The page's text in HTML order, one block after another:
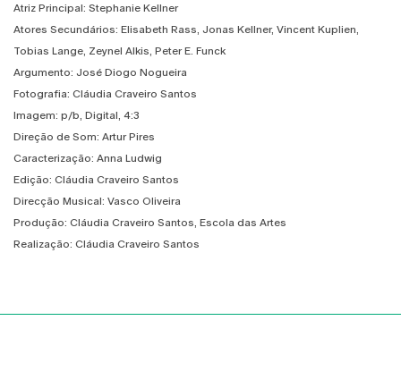
Atriz Principal: Stephanie Kellner
Atores Secundários: Elisabeth Rass, Jonas Kellner, Vincent Kuplien,
Tobias Lange, Zeynel Alkis, Peter E. Funck
Argumento: José Diogo Nogueira
Fotografia: Cláudia Craveiro Santos
Imagem: p/b, Digital, 4:3
Direção de Som: Artur Pires
Caracterização: Anna Ludwig
Edição: Cláudia Craveiro Santos
Direcção Musical: Vasco Oliveira
Produção: Cláudia Craveiro Santos, Escola das Artes
Realização: Cláudia Craveiro Santos